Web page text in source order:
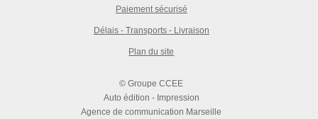
Paiement sécurisé
Délais - Transports - Livraison
Plan du site
© Groupe CCEE
Auto édition - Impression
Agence de communication Marseille